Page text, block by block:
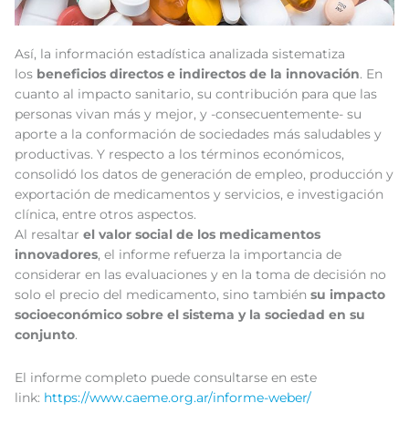
Así, la información estadística analizada sistematiza
los beneficios directos e indirectos de la innovación. En
cuanto al impacto sanitario, su contribución para que las
personas vivan más y mejor, y -consecuentemente- su
aporte a la conformación de sociedades más saludables y
productivas. Y respecto a los términos económicos,
consolidó los datos de generación de empleo, producción y
exportación de medicamentos y servicios, e investigación
clínica, entre otros aspectos.
Al resaltar el valor social de los medicamentos
innovadores, el informe refuerza la importancia de
considerar en las evaluaciones y en la toma de decisión no
solo el precio del medicamento, sino también su impacto
socioeconómico sobre el sistema y la sociedad en su
conjunto.
El informe completo puede consultarse en este
link: https://www.caeme.org.ar/informe-weber/